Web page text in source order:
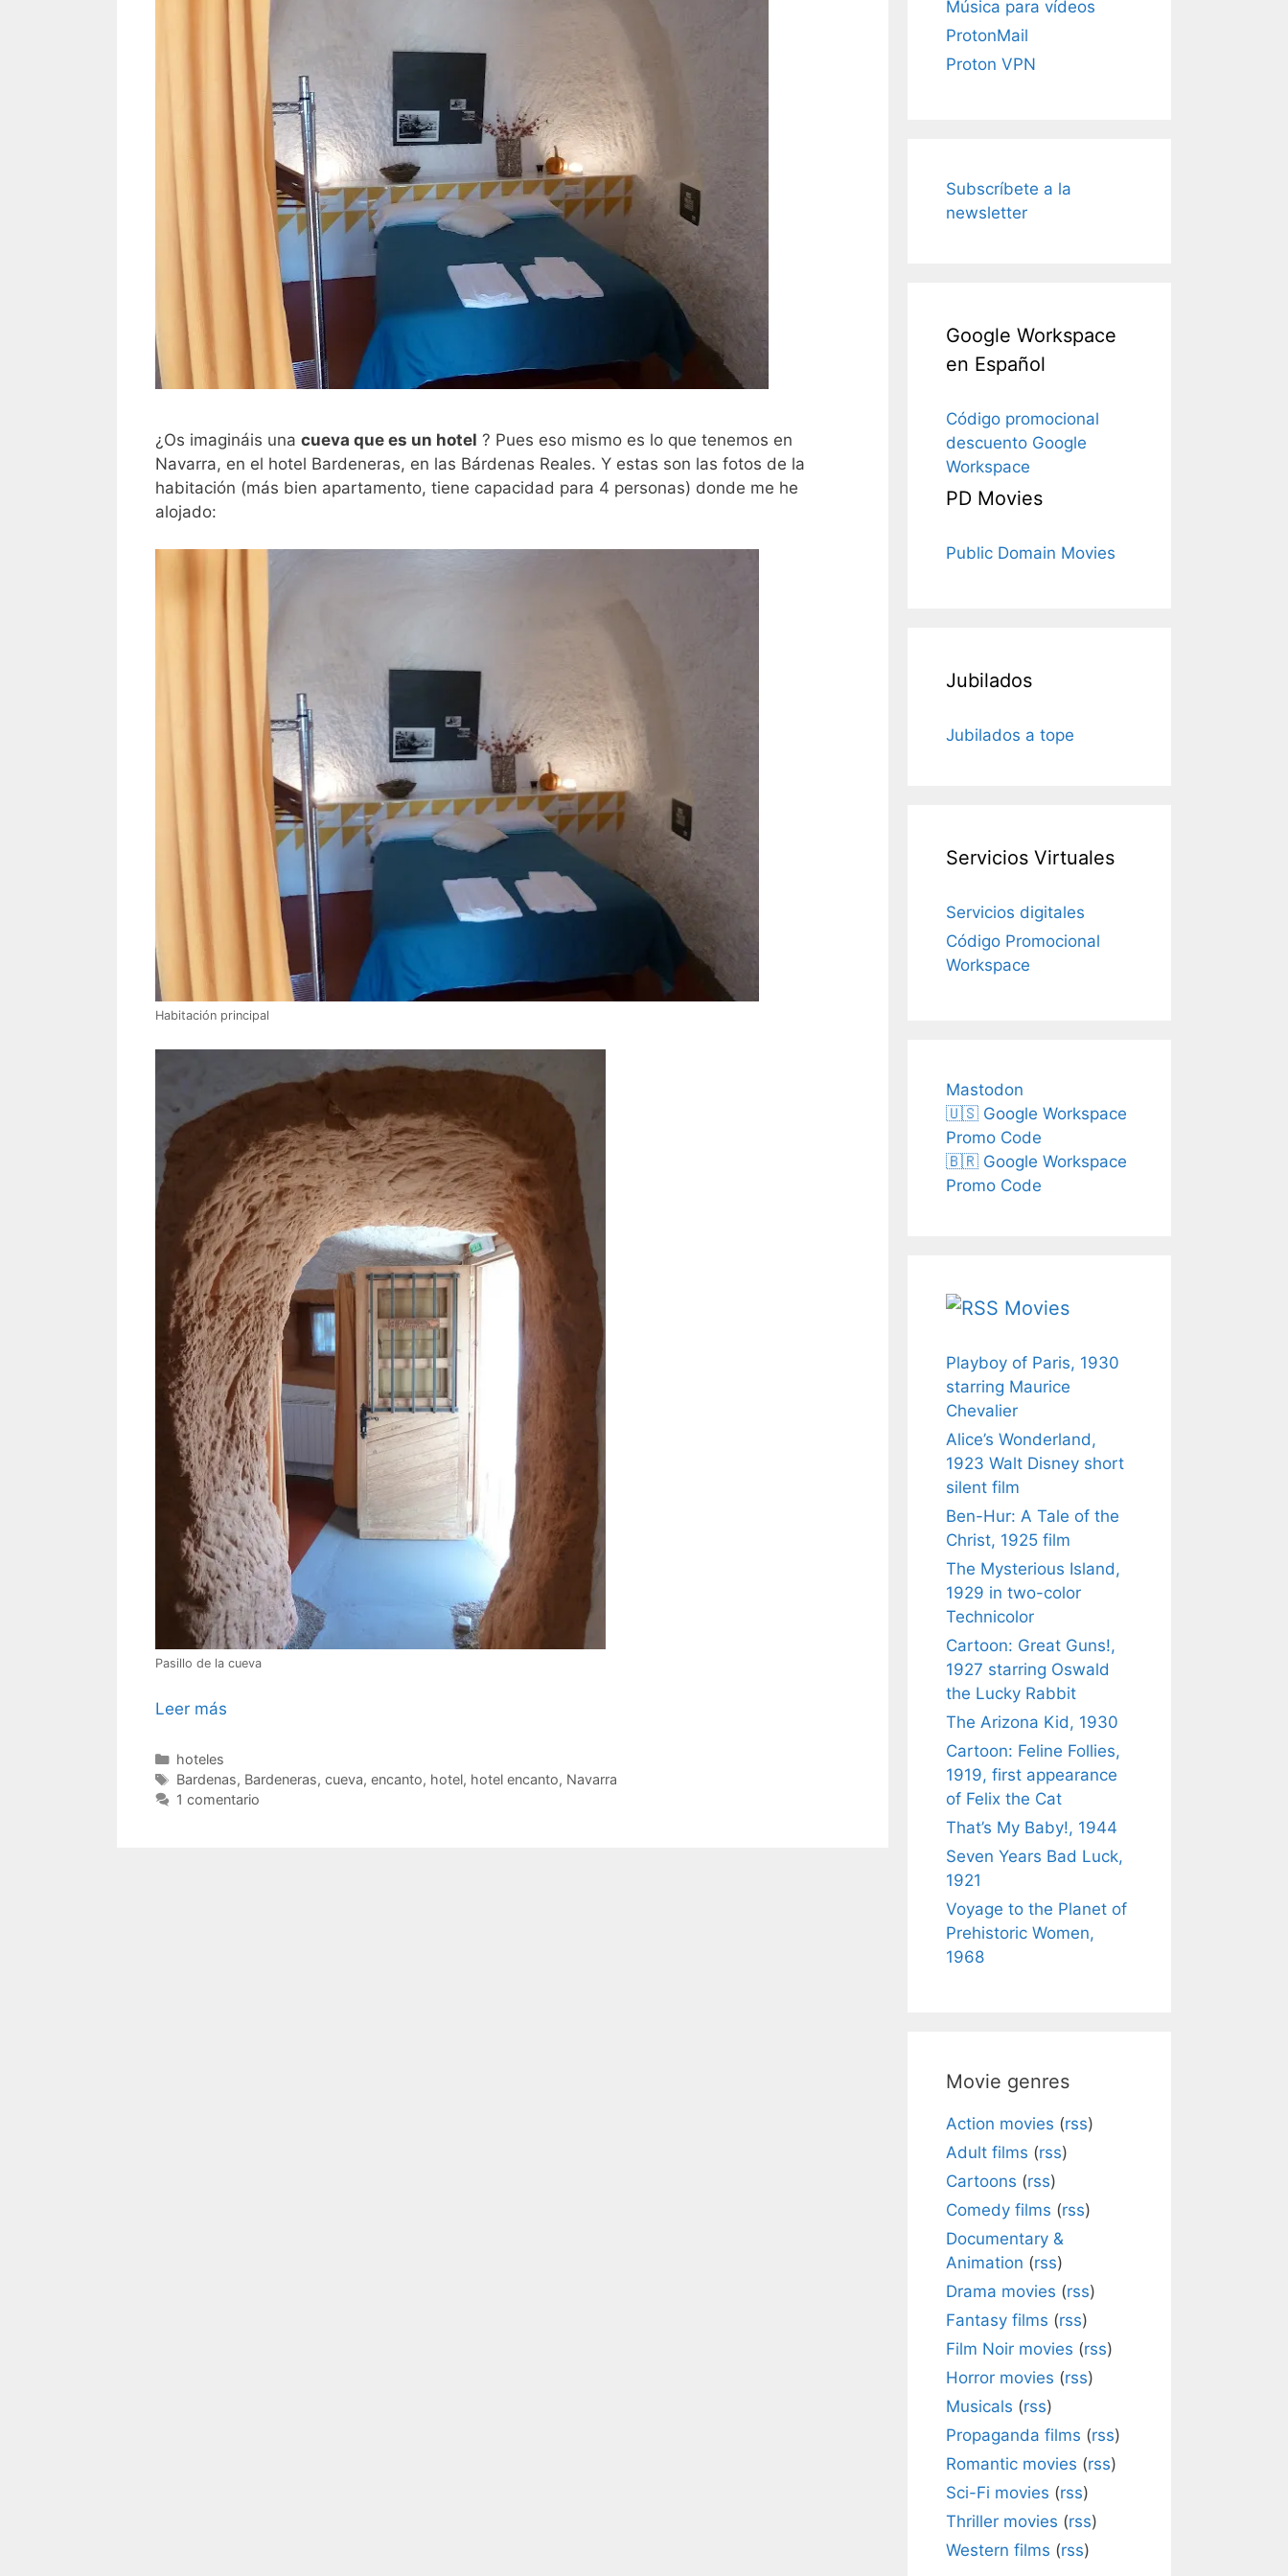
¿Os imagináis una cueva que es un hotel ? Pues eso mismo es lo que tenemos en
Navarra, en el hotel Bardeneras, en las Bárdenas Reales. Y estas son las fotos de la
habitación (más bien apartamento, tiene capacidad para 4 personas) donde me he
alojado:
Habitación principal
Pasillo de la cueva
Leer más
Categorías
hoteles
Etiquetas
Bardenas, Bardeneras, cueva, encanto, hotel, hotel encanto, Navarra
1 comentario
Música para vídeos
ProtonMail
Proton VPN
Subscríbete a la
newsletter
Google Workspace
en Español
Código promocional
descuento Google
Workspace
PD Movies
Public Domain Movies
Jubilados
Jubilados a tope
Servicios Virtuales
Servicios digitales
Código Promocional
Workspace
Mastodon
🇺🇸 Google Workspace
Promo Code
🇧🇷 Google Workspace
Promo Code
Movies
Playboy of Paris, 1930
starring Maurice
Chevalier
Alice’s Wonderland,
1923 Walt Disney short
silent film
Ben-Hur: A Tale of the
Christ, 1925 film
The Mysterious Island,
1929 in two-color
Technicolor
Cartoon: Great Guns!,
1927 starring Oswald
the Lucky Rabbit
The Arizona Kid, 1930
Cartoon: Feline Follies,
1919, first appearance
of Felix the Cat
That’s My Baby!, 1944
Seven Years Bad Luck,
1921
Voyage to the Planet of
Prehistoric Women,
1968
Movie genres
Action movies (rss)
Adult films (rss)
Cartoons (rss)
Comedy films (rss)
Documentary &
Animation (rss)
Drama movies (rss)
Fantasy films (rss)
Film Noir movies (rss)
Horror movies (rss)
Musicals (rss)
Propaganda films (rss)
Romantic movies (rss)
Sci-Fi movies (rss)
Thriller movies (rss)
Western films (rss)